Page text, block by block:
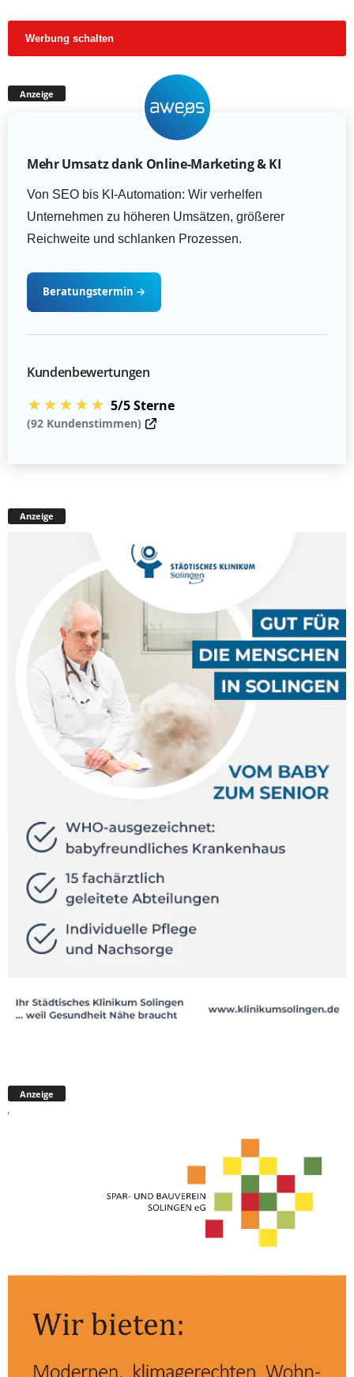
Werbung schalten
Anzeige
Mehr Umsatz dank Online-Marketing & KI
Von SEO bis KI-Automation: Wir verhelfen
Unternehmen zu höheren Umsätzen, größerer
Reichweite und schlanken Prozessen.
Beratungstermin →
Kundenbewertungen
★★★★★ 5/5 Sterne
(92 Kundenstimmen)
Anzeige
Anzeige